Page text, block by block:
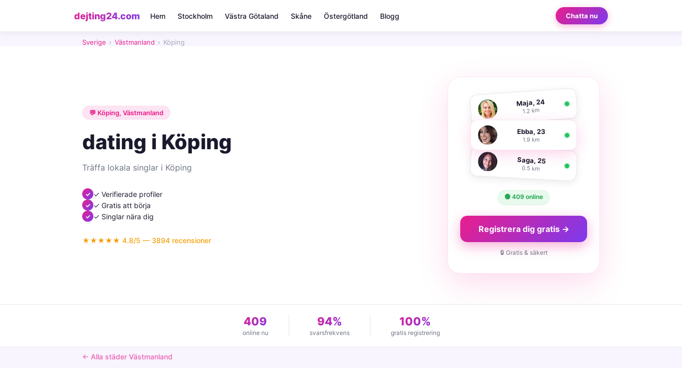
dejting24.com Hem Stockholm Västra Götaland Skåne Östergötland Blogg Chatta nu
Sverige › Västmanland › Köping
💬 Köping, Västmanland
dating i Köping
Träffa lokala singlar i Köping
✓ Verifierade profiler
✓ Gratis att börja
✓ Singlar nära dig
★★★★★ 4.8/5 — 3894 recensioner
Maja, 24
1.2 km
Ebba, 23
1.9 km
Saga, 25
0.5 km
🟢 409 online
Registrera dig gratis →
🔒 Gratis & säkert
409
online nu
94%
svarsfrekvens
100%
gratis registrering
← Alla städer Västmanland